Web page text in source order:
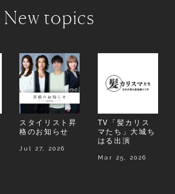
New topics
スタイリスト昇
格のお知らせ
Jul 27, 2026
TV「髪カリス
マたち」大城ち
はる出演
Mar 25, 2026